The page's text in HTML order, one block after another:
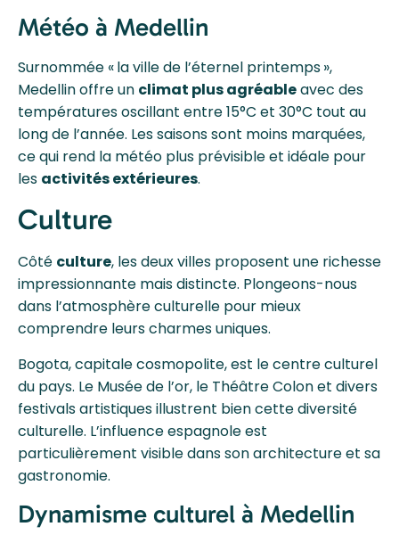
Météo à Medellin
Surnommée « la ville de l’éternel printemps »,
Medellin offre un climat plus agréableavec des
températures oscillant entre 15°C et 30°C tout au
long de l’année. Les saisons sont moins marquées,
ce qui rend la météo plus prévisible et idéale pour
les activités extérieures.
Culture
Côté culture, les deux villes proposent une richesse
impressionnante mais distincte. Plongeons-nous
dans l’atmosphère culturelle pour mieux
comprendre leurs charmes uniques.
Bogota, capitale cosmopolite, est le centre culturel
du pays. Le Musée de l’or, le Théâtre Colon et divers
festivals artistiques illustrent bien cette diversité
culturelle. L’influence espagnole est
particulièrement visible dans son architecture et sa
gastronomie.
Dynamisme culturel à Medellin